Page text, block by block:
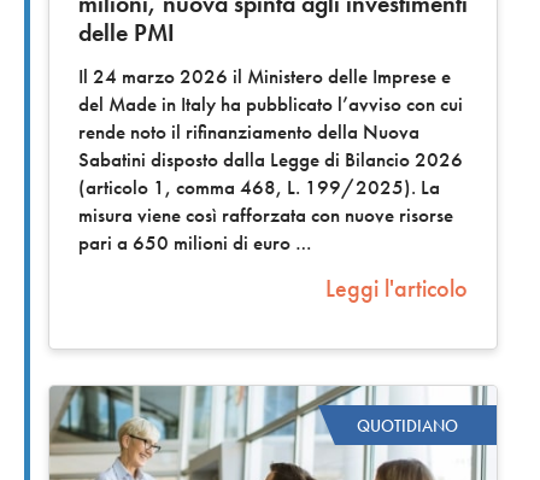
delle PMI
Il 24 marzo 2026 il Ministero delle Imprese e
del Made in Italy ha pubblicato l’avviso con cui
rende noto il rifinanziamento della Nuova
Sabatini disposto dalla Legge di Bilancio 2026
(articolo 1, comma 468, L. 199/2025). La
misura viene così rafforzata con nuove risorse
pari a 650 milioni di euro
Leggi l'articolo
QUOTIDIANO